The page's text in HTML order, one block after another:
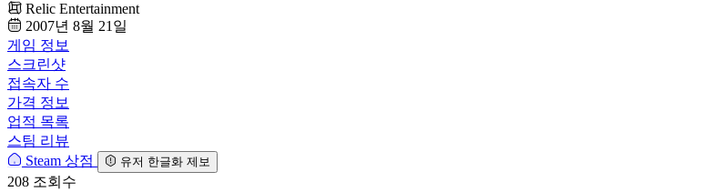
Relic Entertainment
2007년 8월 21일
게임 정보
스크린샷
접속자 수
가격 정보
업적 목록
스팀 리뷰
Steam 상점
유저 한글화 제보
208 조회수